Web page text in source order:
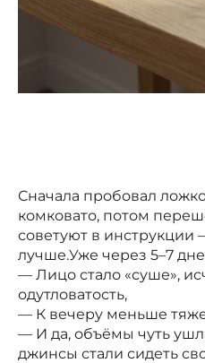
Сначала пробовал
комковато, потом
советуют в инструкции
лучше.Уже через 5–7
— Лицо стало «суше»,
одутловатость,
— К вечеру меньше
— И да, объёмы чуть
джинсы стали сидеть